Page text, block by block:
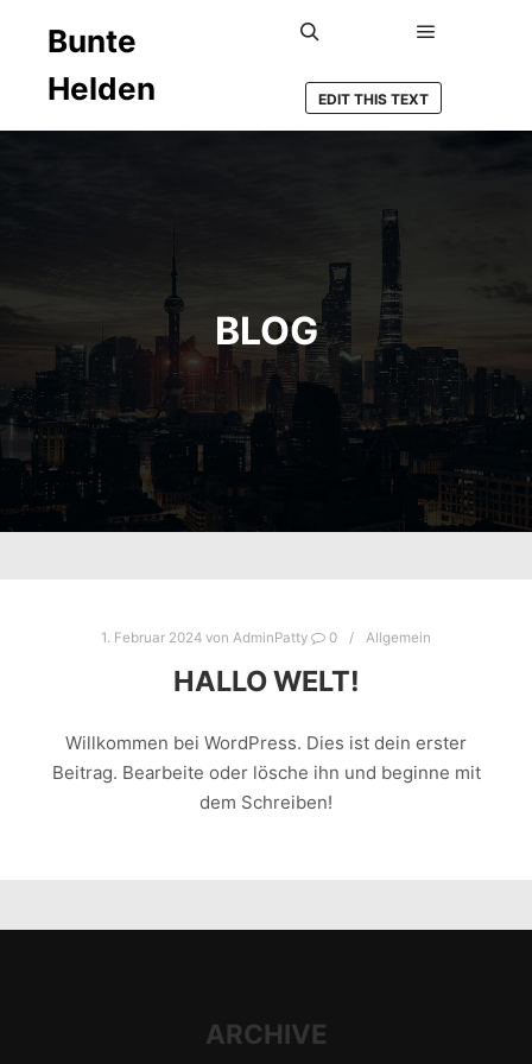
Bunte
Helden
EDIT THIS TEXT
BLOG
1. Februar 2024 von AdminPatty 0 Allgemein
HALLO WELT!
Willkommen bei WordPress. Dies ist dein erster
Beitrag. Bearbeite oder lösche ihn und beginne mit
dem Schreiben!
ARCHIVE